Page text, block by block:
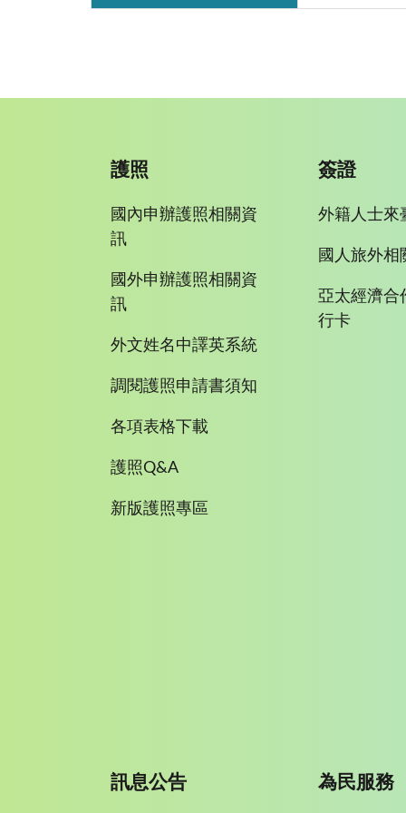
護照
國內申辦護照相關資
訊
國外申辦護照相關資
訊
外文姓名中譯英系統
調閱護照申請書須知
各項表格下載
護照Q&A
新版護照專區
簽證
外籍人士來
國人旅外相
亞太經濟合
行卡
訊息公告 為民服務